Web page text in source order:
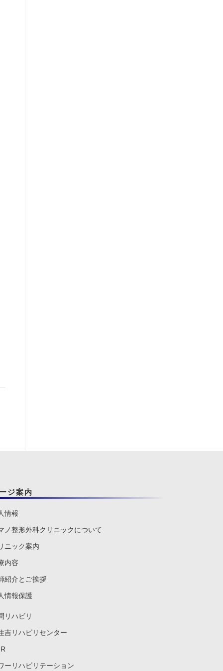
ジ案内
情報
ノ整形外科クリニックについて
ニック案内
内容
紹介とご挨拶
情報保護
リハビリ
吉リハビリセンター
ーリハビリテーション